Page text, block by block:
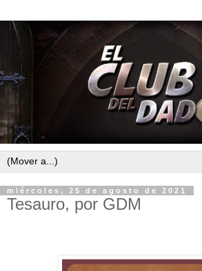
miércoles, 25 de agosto de 2021
Tesauro, por GDM